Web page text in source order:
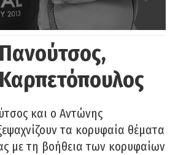
και ο Αντώνης
τα κορυφαία θέματα
με τη βοήθεια των κορυφαίων